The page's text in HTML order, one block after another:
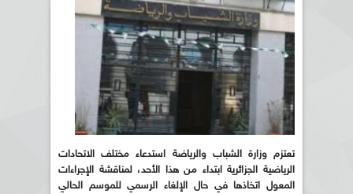
تعتزم وزارة الشباب والرياضة استدعاء مختلف الاتحادات
الرياضية الجزائرية ابتداء من هذا الأحد، لمناقشة الإجراءات
المعول اتخاذها في حال الإلغاء الرسمي للموسم الحالي